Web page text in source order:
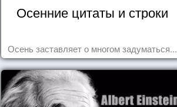
Осенние цитаты и строки
Осень заставляет о многом задуматься...